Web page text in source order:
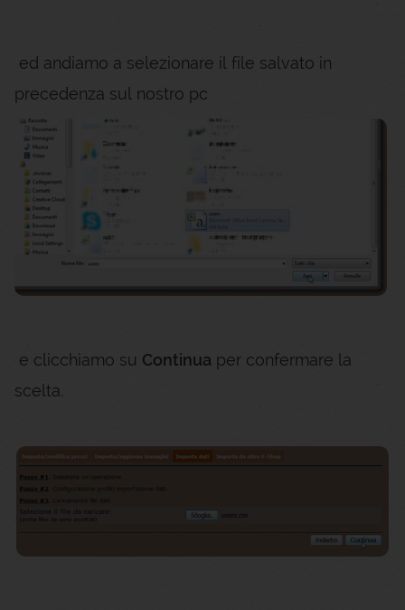
ed andiamo a selezionare il file salvato in
precedenza sul nostro pc
e clicchiamo su Continua per confermare la
scelta.